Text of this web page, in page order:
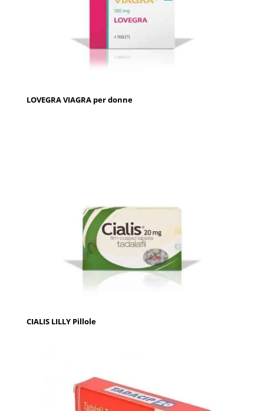
LOVEGRA VIAGRA per donne
CIALIS LILLY Pillole